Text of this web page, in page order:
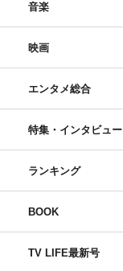
音楽
映画
エンタメ総合
特集・インタビュー
ランキング
BOOK
TV LIFE最新号